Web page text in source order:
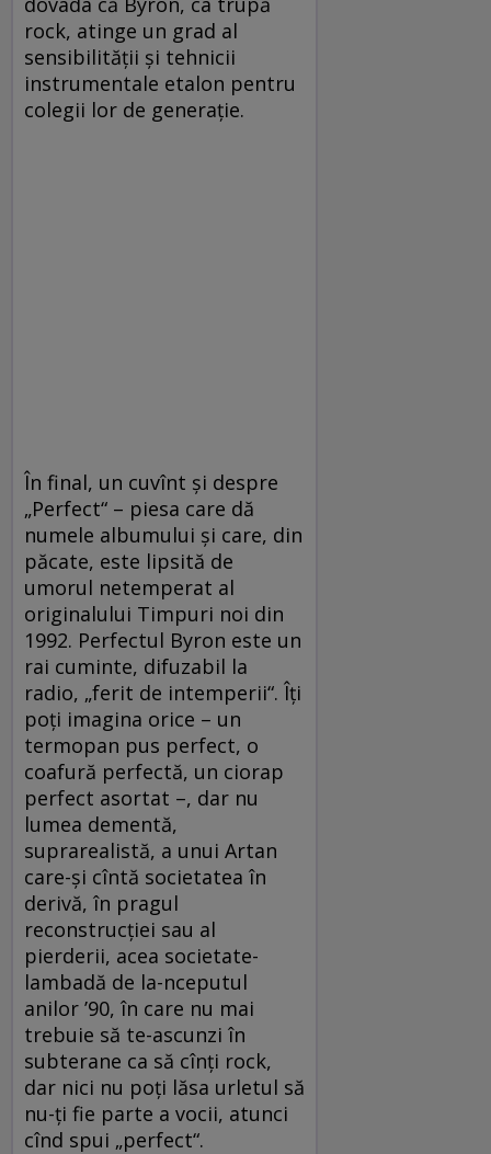
rock, atinge un grad al
sensibilităţii şi tehnicii
instrumentale etalon pentru
colegii lor de generaţie.
În final, un cuvînt şi despre
„Perfect“ – piesa care dă
numele albumului şi care, din
păcate, este lipsită de
umorul netemperat al
originalului Timpuri noi din
1992. Perfectul Byron este un
rai cuminte, difuzabil la
radio, „ferit de intemperii“. Îţi
poţi imagina orice – un
termopan pus perfect, o
coafură perfectă, un ciorap
perfect asortat –, dar nu
lumea dementă,
suprarealistă, a unui Artan
care-şi cîntă societatea în
derivă, în pragul
reconstrucţiei sau al
pierderii, acea societate-
lambadă de la-nceputul
anilor ’90, în care nu mai
trebuie să te-ascunzi în
subterane ca să cînţi rock,
dar nici nu poţi lăsa urletul să
nu-ţi fie parte a vocii, atunci
cînd spui „perfect“.